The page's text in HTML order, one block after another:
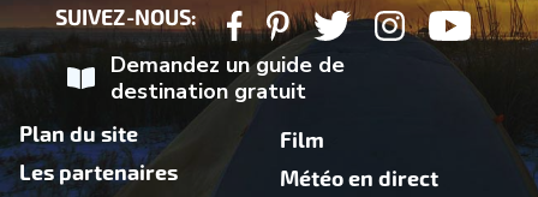
SUIVEZ-NOUS:
Demandez un guide de
destination gratuit
Plan du site
Les partenaires
Film
Météo en direct